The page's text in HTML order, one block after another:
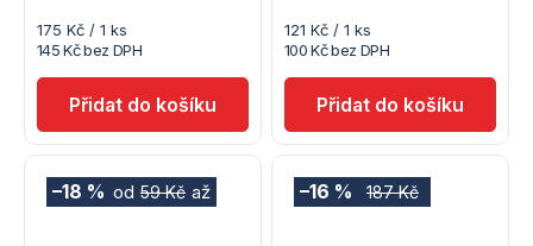
145 Kč bez DPH
Měrná
cena:
175 Kč / 1 ks
100 Kč bez DPH
Měrná
cena:
121 Kč / 1 ks
od 59 Kč až
–18 % 187 Kč
–16 %